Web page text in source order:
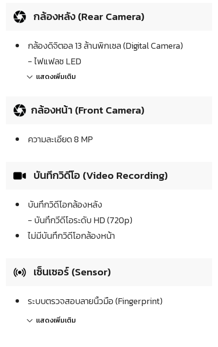
กล้องหลัง (Rear Camera)
กล้องดิจิตอล 13 ล้านพิกเซล (Digital Camera)
- ไฟแฟลช LED
แสดงเพิ่มเติม
กล้องหน้า (Front Camera)
ความละเอียด 8 MP
บันทึกวิดีโอ (Video Recording)
บันทึกวิดีโอกล้องหลัง
- บันทึกวีดีโอระดับ HD (720p)
ไม่มีบันทึกวิดีโอกล้องหน้า
เซ็นเซอร์ (Sensor)
ระบบตรวจสอบลายนิ้วมือ (Fingerprint)
แสดงเพิ่มเติม